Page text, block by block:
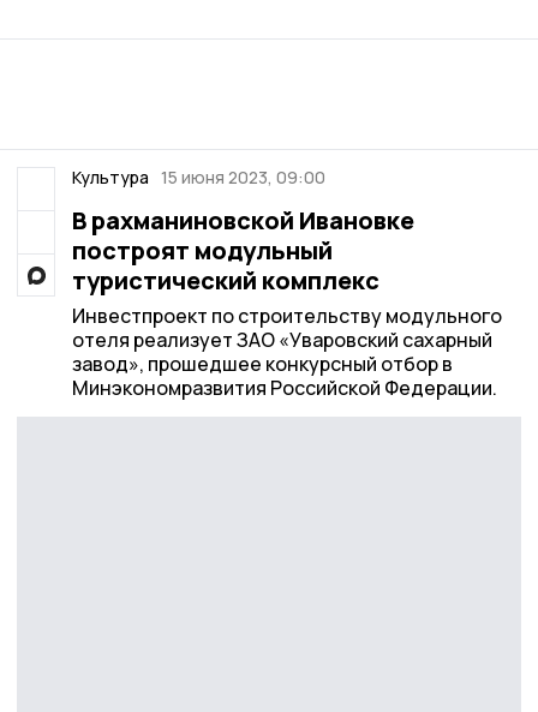
Культура 15 июня 2023, 09:00
В рахманиновской Ивановке
построят модульный
туристический комплекс
Инвестпроект по строительству модульного
отеля реализует ЗАО «Уваровский сахарный
завод», прошедшее конкурсный отбор в
Минэкономразвития Российской Федерации.